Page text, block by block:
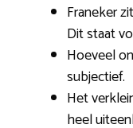
Franeker
Dit staat
Hoeveel
subjectief.
Het
heel